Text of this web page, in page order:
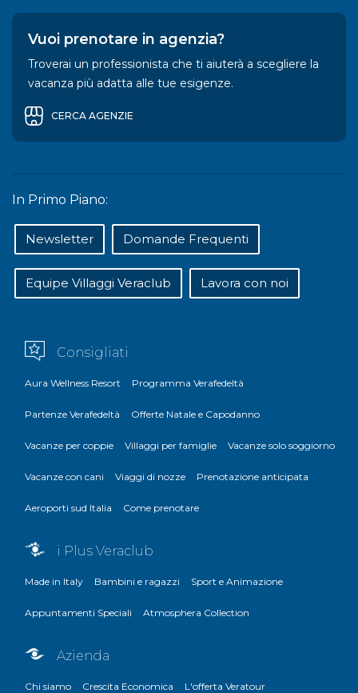
Vuoi prenotare in agenzia?
Troverai un professionista che ti aiuterà a scegliere la
vacanza più adatta alle tue esigenze.
CERCA AGENZIE
In Primo Piano:
Newsletter Domande Frequenti
Equipe Villaggi Veraclub Lavora con noi
Consigliati
Aura Wellness Resort Programma Verafedeltà
Partenze Verafedeltà Offerte Natale e Capodanno
Vacanze per coppie Villaggi per famiglie Vacanze solo soggiorno
Vacanze con cani Viaggi di nozze Prenotazione anticipata
Aeroporti sud Italia Come prenotare
i Plus Veraclub
Made in Italy Bambini e ragazzi Sport e Animazione
Appuntamenti Speciali Atmosphera Collection
Azienda
Chi siamo Crescita Economica L'offerta Veratour